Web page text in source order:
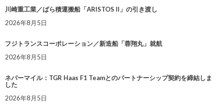
川崎重工業／ばら積運搬船「ARISTOS II」の引き渡し
2026年8月5日
フジトランスコーポレーション／新造船「蓉翔丸」就航
2026年8月5日
ネバーマイル：TGR Haas F1 Teamとのパートナーシップ契約を締結しま
した
2026年8月5日